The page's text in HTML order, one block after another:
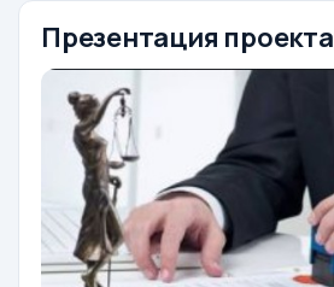
Презентация проекта